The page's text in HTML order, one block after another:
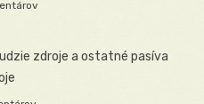
zdroje a ostatné pasíva